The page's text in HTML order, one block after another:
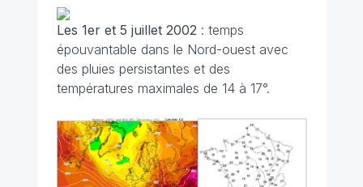
Les 1er et 5 juillet 2002 : temps
épouvantable dans le Nord-ouest avec
des pluies persistantes et des
températures maximales de 14 à 17°.